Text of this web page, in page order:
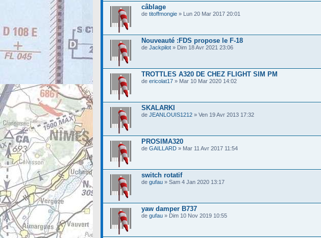
câblage
de titoffmongie » Lun 20 Mar 2017 20:01
Nouveauté :FDS propose le F-18
de Jackpilot » Dim 18 Avr 2021 23:06
TROTTLES A320 DE CHEZ FLIGHT SIM PM
de ericolat17 » Mar 10 Mar 2020 14:02
SKALARKI
de JEANLOUIS1212 » Ven 19 Avr 2013 17:32
PROSIMA320
de GAILLARD » Mar 11 Avr 2017 11:54
switch rotatif
de gufau » Sam 4 Jan 2020 13:17
yaw damper B737
de gufau » Dim 10 Nov 2019 10:55